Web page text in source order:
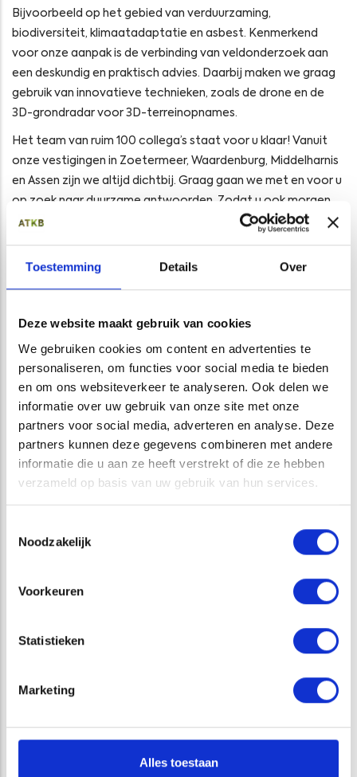
Toestemming Details Over
Deze website maakt gebruik van cookies
We gebruiken cookies om content en advertenties te
personaliseren, om functies voor social media te bieden
en om ons websiteverkeer te analyseren. Ook delen we
informatie over uw gebruik van onze site met onze
partners voor social media, adverteren en analyse. Deze
partners kunnen deze gegevens combineren met andere
informatie die u aan ze heeft verstrekt of die ze hebben
verzameld op basis van uw gebruik van hun services.
Noodzakelijk
Voorkeuren
Statistieken
Marketing
Alles toestaan
Bijvoorbeeld op het gebied van verduurzaming,
biodiversiteit, klimaatadaptatie en asbest. Kenmerkend
voor onze aanpak is de verbinding van veldonderzoek aan
een deskundig en praktisch advies. Daarbij maken we graag
gebruik van innovatieve technieken, zoals de drone en de
3D-grondradar voor 3D-terreinopnames.
Het team van ruim 100 collega’s staat voor u klaar! Vanuit
onze vestigingen in Zoetermeer, Waardenburg, Middelharnis
en Assen zijn we altijd dichtbij. Graag gaan we met en voor u
op zoek naar duurzame antwoorden. Zodat u ook morgen
iets heeft aan onze adviezen van vandaag.
Opens in a new window
Opens in a new window
Opens in a new window
Opens in a new window
TERRESTRISCHE ECOLOGIE
NATURA 2000 TOETSINGEN
NATUURNETWERK NEDERLAND
ECOLOGISCHE ONDERSTEUNING GEBIEDSPROCESSEN